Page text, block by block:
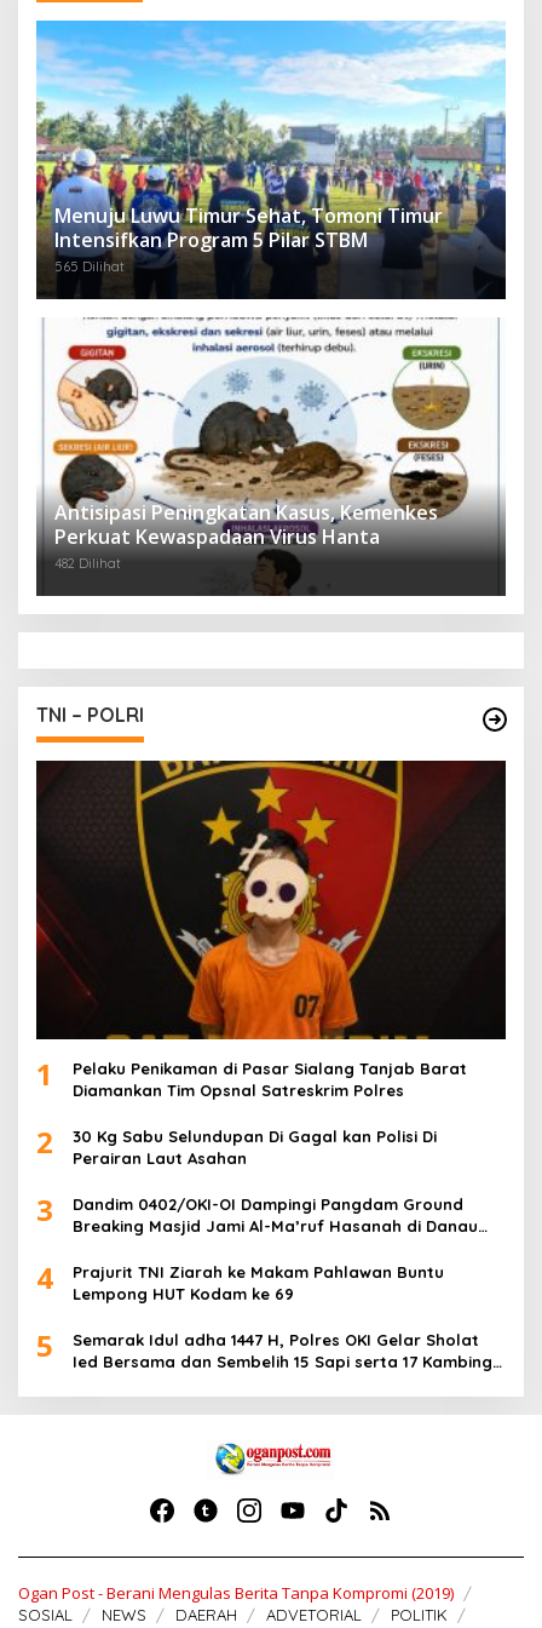
Menuju Luwu Timur Sehat, Tomoni Timur
Intensifkan Program 5 Pilar STBM
565 Dilihat
Antisipasi Peningkatan Kasus, Kemenkes
Perkuat Kewaspadaan Virus Hanta
482 Dilihat
TNI – POLRI
1
Pelaku Penikaman di Pasar Sialang Tanjab Barat
Diamankan Tim Opsnal Satreskrim Polres
2
30 Kg Sabu Selundupan Di Gagal kan Polisi Di
Perairan Laut Asahan
3
Dandim 0402/OKI-OI Dampingi Pangdam Ground
Breaking Masjid Jami Al-Ma’ruf Hasanah di Danau
4
Prajurit TNI Ziarah ke Makam Pahlawan Buntu
Lempong HUT Kodam ke 69
5
Semarak Idul adha 1447 H, Polres OKI Gelar Sholat
Ied Bersama dan Sembelih 15 Sapi serta 17 Kambing
Ogan Post - Berani Mengulas Berita Tanpa Kompromi (2019)
SOSIAL NEWS DAERAH ADVETORIAL
POLITIK